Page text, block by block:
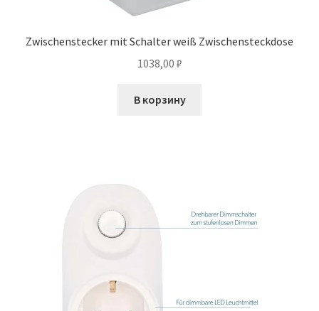
Zwischenstecker mit Schalter weiß Zwischensteckdose
1038,00 ₽
В корзину